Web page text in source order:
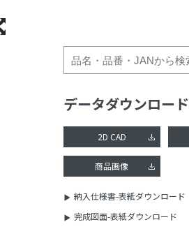
データダウンロード
2D CAD
商品画像
納入仕様書-表紙ダウンロード
完成図面-表紙ダウンロード